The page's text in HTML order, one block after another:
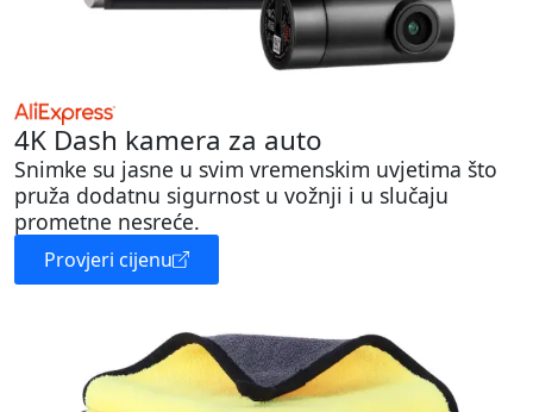
4K Dash kamera za auto
Snimke su jasne u svim vremenskim uvjetima što
pruža dodatnu sigurnost u vožnji i u slučaju
prometne nesreće.
Provjeri cijenu